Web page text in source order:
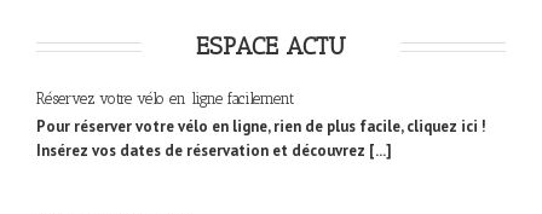
ESPACE ACTU
Réservez votre vélo en ligne facilement
Pour réserver votre vélo en ligne, rien de plus facile, cliquez ici !
Insérez vos dates de réservation et découvrez [...]